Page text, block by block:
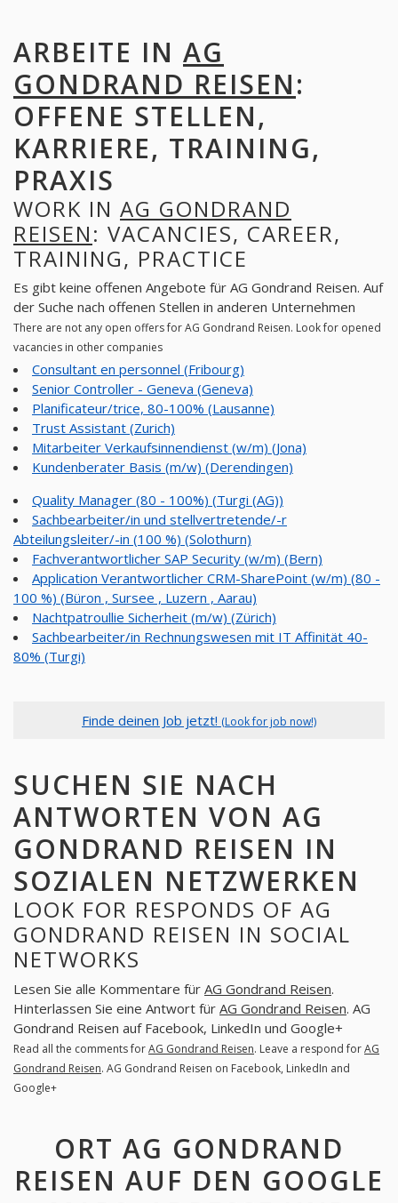
ARBEITE IN AG
GONDRAND REISEN:
OFFENE STELLEN,
KARRIERE, TRAINING,
PRAXIS
WORK IN AG GONDRAND
REISEN: VACANCIES, CAREER,
TRAINING, PRACTICE
Es gibt keine offenen Angebote für AG Gondrand Reisen. Auf
der Suche nach offenen Stellen in anderen Unternehmen
There are not any open offers for AG Gondrand Reisen. Look for opened
vacancies in other companies
Consultant en personnel (Fribourg)
Senior Controller - Geneva (Geneva)
Planificateur/trice, 80-100% (Lausanne)
Trust Assistant (Zurich)
Mitarbeiter Verkaufsinnendienst (w/m) (Jona)
Kundenberater Basis (m/w) (Derendingen)
Quality Manager (80 - 100%) (Turgi (AG))
Sachbearbeiter/in und stellvertretende/-r
Abteilungsleiter/-in (100 %) (Solothurn)
Fachverantwortlicher SAP Security (w/m) (Bern)
Application Verantwortlicher CRM-SharePoint (w/m) (80 -
100 %) (Büron , Sursee , Luzern , Aarau)
Nachtpatroullie Sicherheit (m/w) (Zürich)
Sachbearbeiter/in Rechnungswesen mit IT Affinität 40-
80% (Turgi)
Finde deinen Job jetzt! (Look for job now!)
SUCHEN SIE NACH
ANTWORTEN VON AG
GONDRAND REISEN IN
SOZIALEN NETZWERKEN
LOOK FOR RESPONDS OF AG
GONDRAND REISEN IN SOCIAL
NETWORKS
Lesen Sie alle Kommentare für AG Gondrand Reisen.
Hinterlassen Sie eine Antwort für AG Gondrand Reisen. AG
Gondrand Reisen auf Facebook, LinkedIn und Google+
Read all the comments forAG Gondrand Reisen. Leave a respond forAG
Gondrand Reisen. AG Gondrand Reisen on Facebook, LinkedIn and
Google+
ORT AG GONDRAND
REISEN AUF DEN GOOGLE